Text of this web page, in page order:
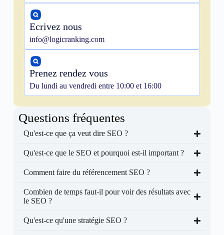
Ecrivez nous
info@logicranking.com
Prenez rendez vous
Du lundi au vendredi entre 10:00 et 16:00
Questions fréquentes
Qu'est-ce que ça veut dire SEO ?
Qu'est-ce que le SEO et pourquoi est-il important ?
Comment faire du référencement SEO ?
Combien de temps faut-il pour voir des résultats avec
le SEO ?
Qu'est-ce qu'une stratégie SEO ?